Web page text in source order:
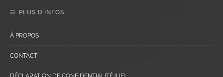
PLUS D’INFOS
À PROPOS
CONTACT